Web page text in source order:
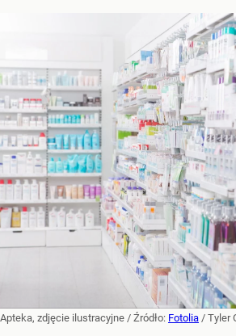
Apteka, zdjęcie ilustracyjne / Źródło: Fotolia / Tyler